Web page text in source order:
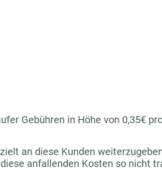
Gebühren in Höhe von 0,35€
an diese Kunden
anfallenden Kosten so nicht